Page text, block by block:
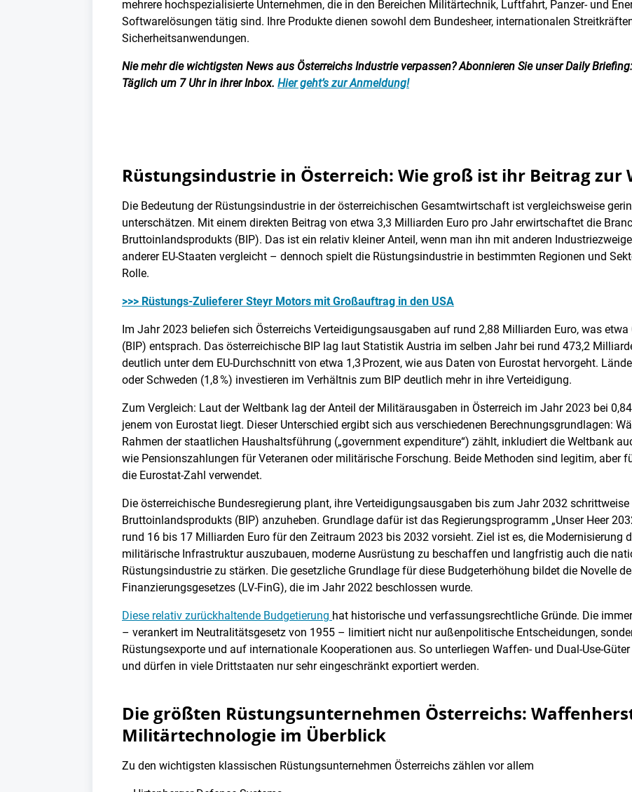
mehrere hochspezialisierte Unternehmen, die in den Bereichen Militärtechnik, Luftfahrt, Panzer- und
Softwarelösungen tätig sind. Ihre Produkte dienen sowohl dem Bundesheer, internationalen
Sicherheitsanwendungen.
Nie mehr die wichtigsten News aus Österreichs Industrie verpassen? Abonnieren Sie unser Daily
Täglich um 7 Uhr in ihrer Inbox. Hier geht’s zur Anmeldung!
Rüstungsindustrie in Österreich: Wie groß ist ihr Beitrag zur
Die Bedeutung der Rüstungsindustrie in der österreichischen Gesamtwirtschaft ist vergleichsweise
unterschätzen. Mit einem direkten Beitrag von etwa 3,3 Milliarden Euro pro Jahr erwirtschaftet die
Bruttoinlandsprodukts (BIP). Das ist ein relativ kleiner Anteil, wenn man ihn mit anderen
anderer EU-Staaten vergleicht – dennoch spielt die Rüstungsindustrie in bestimmten Regionen und
Rolle.
>>> Rüstungs-Zulieferer Steyr Motors mit Großauftrag in den USA
Im Jahr 2023 beliefen sich Österreichs Verteidigungsausgaben auf rund 2,88 Milliarden Euro, was
(BIP) entsprach. Das österreichische BIP lag laut Statistik Austria im selben Jahr bei rund 473,2
deutlich unter dem EU-Durchschnitt von etwa 1,3 Prozent, wie aus Daten von Eurostat hervorgeht.
oder Schweden (1,8 %) investieren im Verhältnis zum BIP deutlich mehr in ihre Verteidigung.
Zum Vergleich: Laut der Weltbank lag der Anteil der Militärausgaben in Österreich im Jahr 2023 bei
jenem von Eurostat liegt. Dieser Unterschied ergibt sich aus verschiedenen Berechnungsgrundlagen:
Rahmen der staatlichen Haushaltsführung („government expenditure“) zählt, inkludiert die Weltbank
wie Pensionszahlungen für Veteranen oder militärische Forschung. Beide Methoden sind legitim, aber
die Eurostat-Zahl verwendet.
Die österreichische Bundesregierung plant, ihre Verteidigungsausgaben bis zum Jahr 2032
Bruttoinlandsprodukts (BIP) anzuheben. Grundlage dafür ist das Regierungsprogramm „Unser Heer
rund 16 bis 17 Milliarden Euro für den Zeitraum 2023 bis 2032 vorsieht. Ziel ist es, die Modernisierung
militärische Infrastruktur auszubauen, moderne Ausrüstung zu beschaffen und langfristig auch die
Rüstungsindustrie zu stärken. Die gesetzliche Grundlage für diese Budgeterhöhung bildet die Novelle
Finanzierungsgesetzes (LV-FinG), die im Jahr 2022 beschlossen wurde.
Diese relativ zurückhaltende Budgetierung hat historische und verfassungsrechtliche Gründe. Die
– verankert im Neutralitätsgesetz von 1955 – limitiert nicht nur außenpolitische Entscheidungen,
Rüstungsexporte und auf internationale Kooperationen aus. So unterliegen Waffen- und Dual-Use-
und dürfen in viele Drittstaaten nur sehr eingeschränkt exportiert werden.
Die größten Rüstungsunternehmen Österreichs:
Militärtechnologie im Überblick
Zu den wichtigsten klassischen Rüstungsunternehmen Österreichs zählen vor allem